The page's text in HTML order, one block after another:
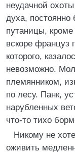
неудачной
духа, постоянно
путаницы, кроме
вскоре француз
которого,
невозможно.
племянником,
по лесу. Панк,
нарубленных
что-то тихо
Никому не
оживить